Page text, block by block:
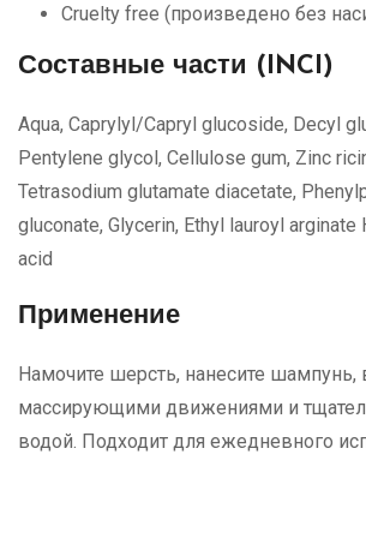
Cruelty free (произведено без
Составные части (INCI)
Aqua, Caprylyl/Capryl glucoside, Decyl
Pentylene glycol, Cellulose gum, Zinc
Tetrasodium glutamate diacetate,
gluconate, Glycerin, Ethyl lauroyl arginate
acid
Применение
Намочите шерсть, нанесите шампунь,
массирующими движениями и
водой. Подходит для ежедневного